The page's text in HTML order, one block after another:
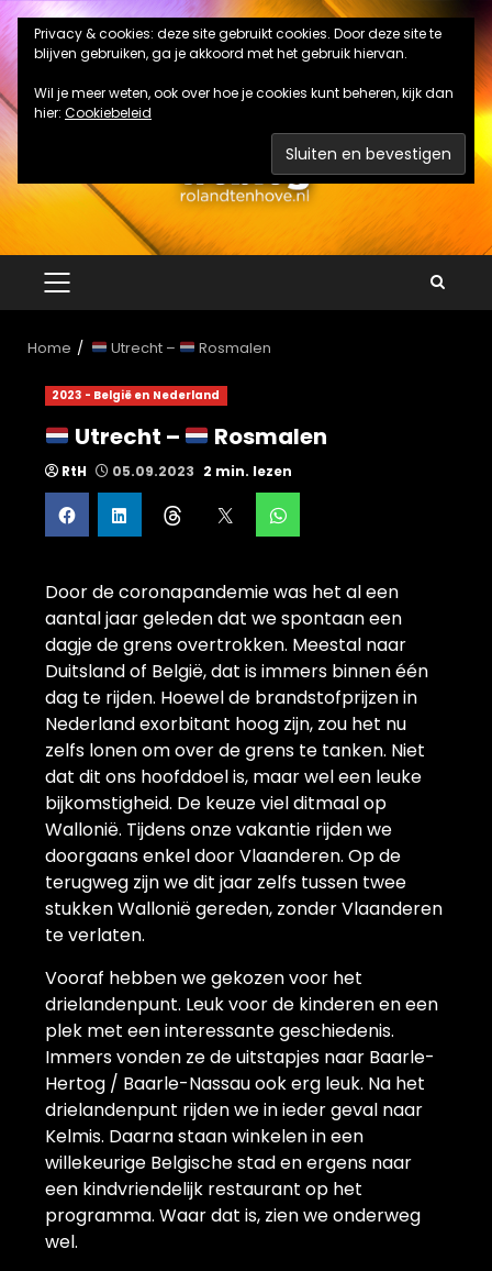
Ga
naar
de
inhoud
PRIMAIR
MENU
Home Utrecht – Rosmalen
2023 - België en Nederland
Utrecht – Rosmalen
RtH 05.09.2023 2 min. lezen
Door de coronapandemie was het al een
aantal jaar geleden dat we spontaan een
dagje de grens overtrokken. Meestal naar
Duitsland of België, dat is immers binnen één
dag te rijden. Hoewel de brandstofprijzen in
Nederland exorbitant hoog zijn, zou het nu
zelfs lonen om over de grens te tanken. Niet
dat dit ons hoofddoel is, maar wel een leuke
bijkomstigheid. De keuze viel ditmaal op
Wallonië. Tijdens onze vakantie rijden we
doorgaans enkel door Vlaanderen. Op de
terugweg zijn we dit jaar zelfs tussen twee
stukken Wallonië gereden, zonder Vlaanderen
te verlaten.
Vooraf hebben we gekozen voor het
drielandenpunt. Leuk voor de kinderen en een
plek met een interessante geschiedenis.
Immers vonden ze de uitstapjes naar Baarle-
Hertog / Baarle-Nassau ook erg leuk. Na het
drielandenpunt rijden we in ieder geval naar
Kelmis. Daarna staan winkelen in een
willekeurige Belgische stad en ergens naar
een kindvriendelijk restaurant op het
programma. Waar dat is, zien we onderweg
wel.
Privacy & cookies: deze site gebruikt cookies. Door deze site te
blijven gebruiken, ga je akkoord met het gebruik hiervan.
Wil je meer weten, ook over hoe je cookies kunt beheren, kijk dan
hier: Cookiebeleid